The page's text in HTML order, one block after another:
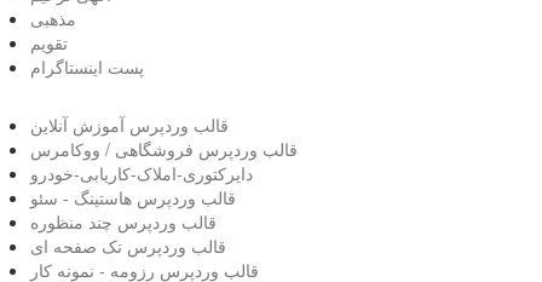
مذهبی
تقویم
پست اینستاگرام
قالب وردپرس آموزش آنلاین
قالب وردپرس فروشگاهی / ووکامرس
دایرکتوری-املاک-کاریابی-خودرو
قالب وردپرس هاستینگ - سئو
قالب وردپرس چند منظوره
قالب وردپرس تک صفحه ای
قالب وردپرس رزومه - نمونه کار